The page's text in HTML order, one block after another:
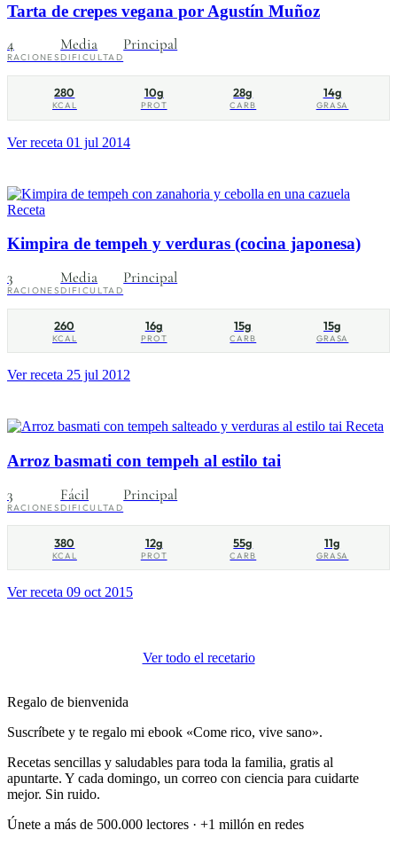
Tarta de crepes vegana por Agustín Muñoz
4
RACIONES
Media
DIFICULTAD
Principal
280
KCAL
10g
PROT
28g
CARB
14g
GRASA
Ver receta 01 jul 2014
Receta
Kimpira de tempeh y verduras (cocina japonesa)
3
RACIONES
Media
DIFICULTAD
Principal
260
KCAL
16g
PROT
15g
CARB
15g
GRASA
Ver receta 25 jul 2012
Receta
Arroz basmati con tempeh al estilo tai
3
RACIONES
Fácil
DIFICULTAD
Principal
380
KCAL
12g
PROT
55g
CARB
11g
GRASA
Ver receta 09 oct 2015
Ver todo el recetario
Regalo de bienvenida
Suscríbete y te regalo mi ebook «Come rico, vive sano».
Recetas sencillas y saludables para toda la familia, gratis al
apuntarte. Y cada domingo, un correo con ciencia para cuidarte
mejor. Sin ruido.
Únete a más de 500.000 lectores · +1 millón en redes